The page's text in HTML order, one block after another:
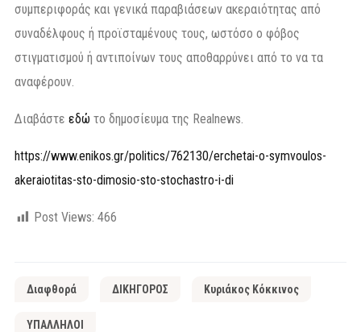
συμπεριφοράς και γενικά παραβιάσεων ακεραιότητας από
συναδέλφους ή προϊσταμένους τους, ωστόσο ο φόβος
στιγματισμού ή αντιποίνων τους αποθαρρύνει από το να τα
αναφέρουν.
Διαβάστε εδώ το δημοσίευμα της Realnews.
https://www.enikos.gr/politics/762130/erchetai-o-symvoulos-
akeraiotitas-sto-dimosio-sto-stochastro-i-di
Post Views: 466
Διαφθορά ΔΙΚΗΓΟΡΟΣ Κυριάκος Κόκκινος
ΥΠΑΛΛΗΛΟΙ